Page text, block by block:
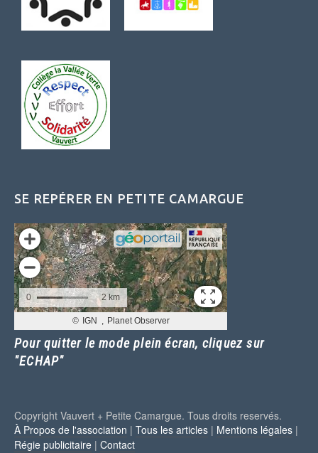
SE REPÉRER EN PETITE CAMARGUE
Pour quitter le mode plein écran, cliquez sur
"ECHAP"
Copyright Vauvert + Petite Camargue. Tous droits reservés.
À Propos de l'association | Tous les articles | Mentions légales |
Régie publicitaire | Contact